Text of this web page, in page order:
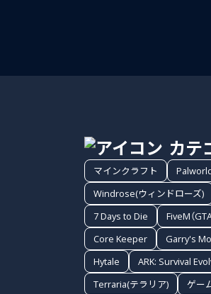
カテ
マインクラフト
Windrose(ウィンドローズ)
7 Days to Die
FiveM（GTA
Core Keeper
Garry's
Hytale
ARK: Survival
Terraria(テラリア)
ゲー